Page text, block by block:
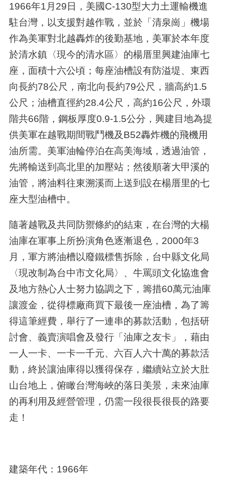
1966年1月29日，美國C-130型大力土運輸機進
駐台灣，以支援對越作戰，並於「清泉崗」機場
作為美軍對北越轟炸的後勤基地，美軍於本年度
於清水鎮〈現今的清水區〉的楊厝里興建油庫七
座，面積十六公頃；每座油槽設有防溢堤、東西
向長約78公尺，南北向長約79公尺，牆高約1.5
公尺；油槽直徑約28.4公尺，高約16公尺，外環
階共66階，鋼板厚度0.9-1.5公分，興建目地為提
供美軍在越戰期間戰鬥機及B52轟炸機的飛機用
油所需。美軍油輪停泊在高美海域，透過油管，
先將輸送到高北里的加壓站；然後順著大甲溪的
油管，將油料往東溯溪而上送到設在楊厝里的七
座大型油槽中。
隨著越戰及共同防禦條約的結束，在台灣的大楊
油庫在軍事上所扮演角色逐漸退色，2000年3
月，軍方將油槽以廢鐵標售拆除，台中縣文化局
〈現改制為台中市文化局〉、牛罵頭文化協進會
及地方熱心人士努力協調之下，籌措60萬元油庫
讓渡金，從得標廠商買下最後一座油槽，為了籌
得這筆經費，舉行了一連串的募款活動，包括研
討會、義賣演唱會及發行「油庫之友卡」，藉由
一人一卡、一卡一千元、六百人六十萬的募款活
動，終於讓油庫得以獲得保存，繼續站立於大肚
山台地上，俯瞰台灣海峽的落日美景，未來油庫
的再利用及經營管理，仍需一段很長很長的路要
走！
建築年代：1966年